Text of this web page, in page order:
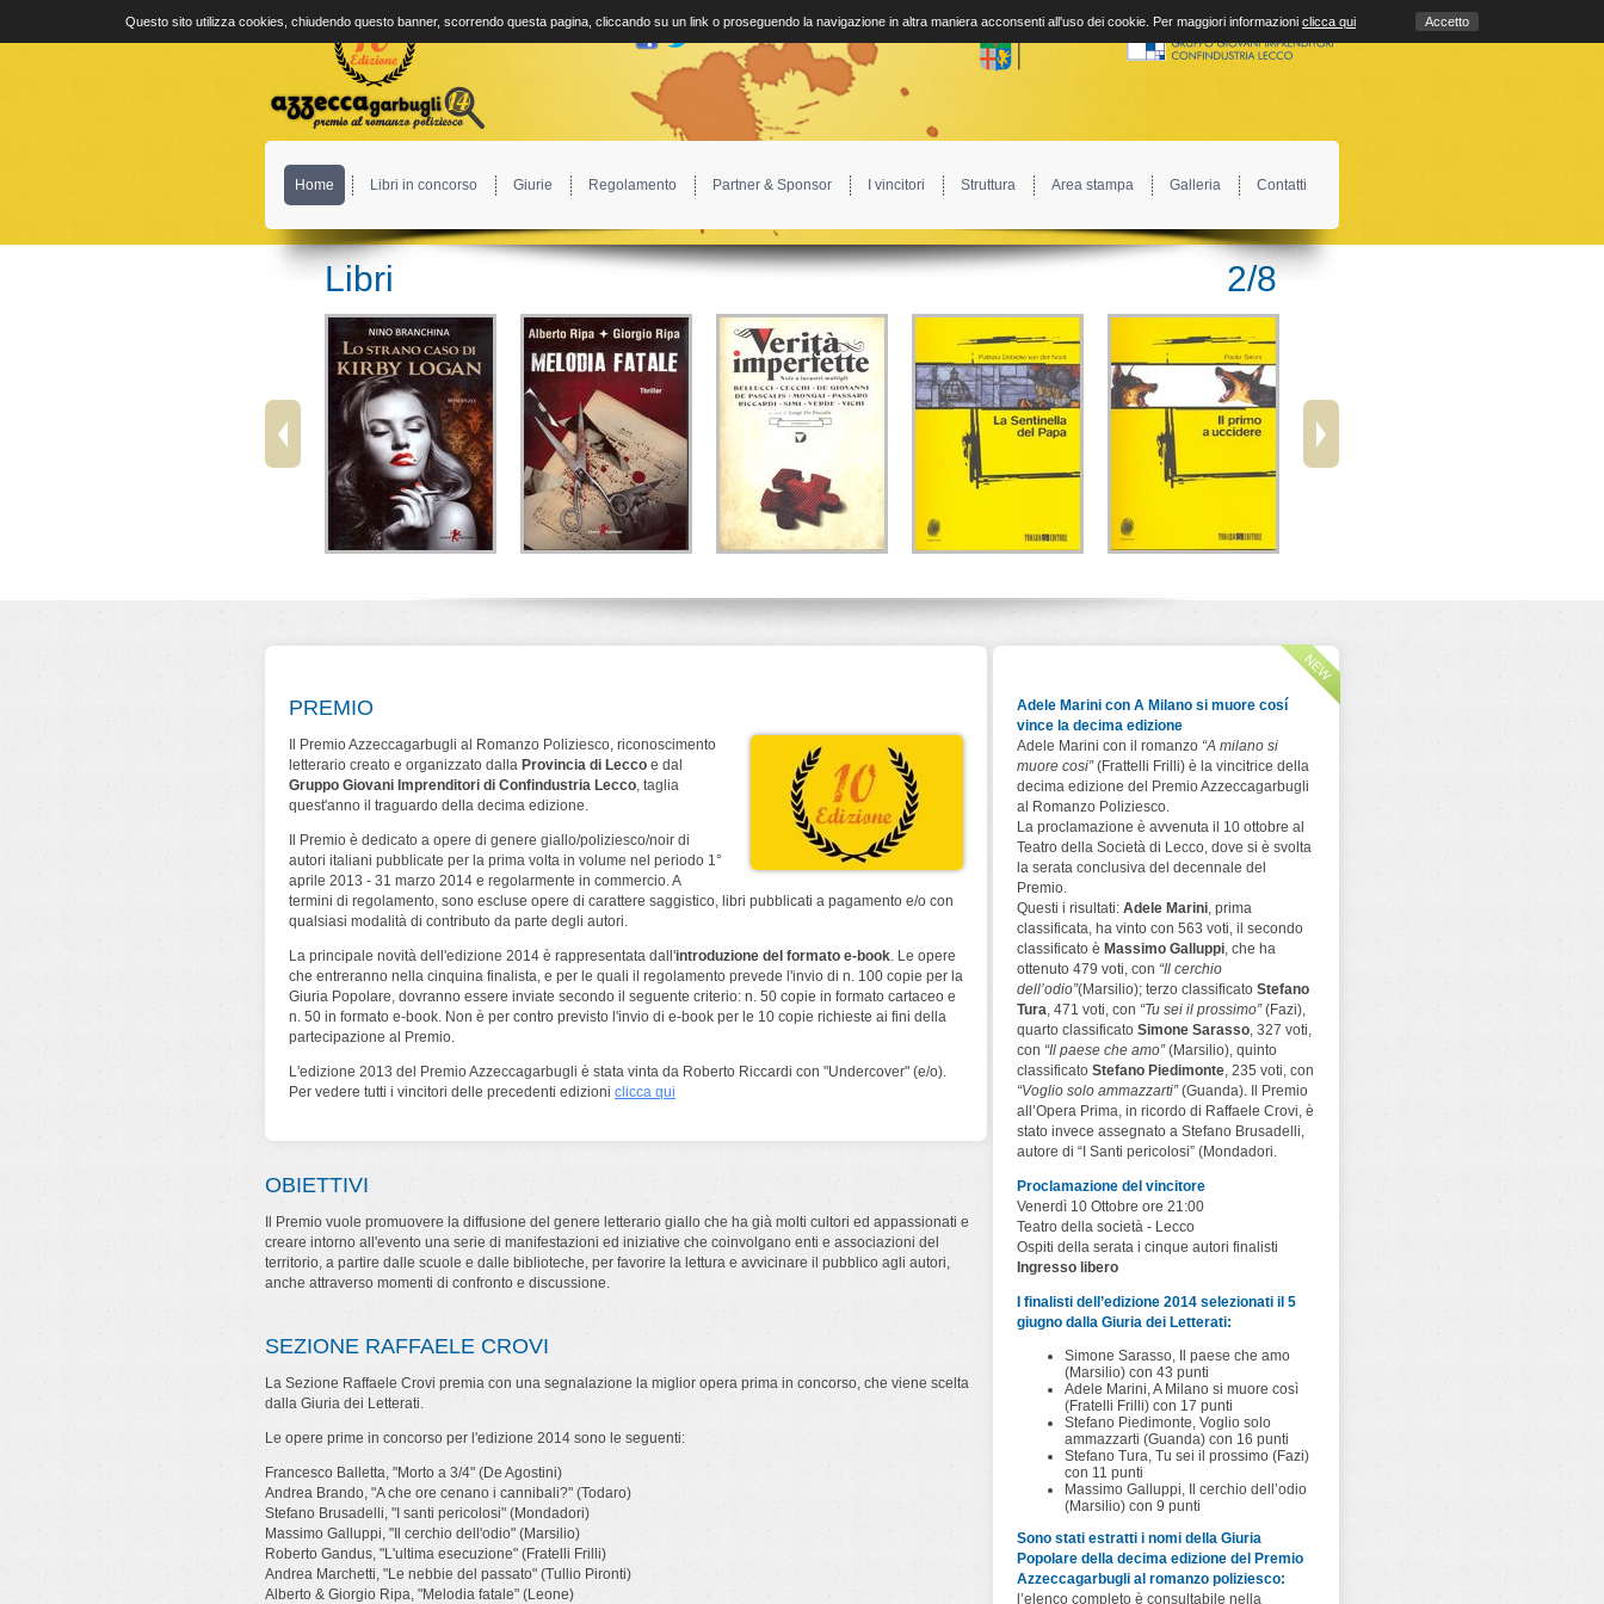
Home Libri in concorso Giurie Regolamento Partner & Sponsor I vincitori Struttura Area stampa Galleria Contatti
Libri 2/8
Patrizia Debicke van der
PREMIO
Il Premio Azzeccagarbugli al Romanzo Poliziesco, riconoscimento
letterario creato e organizzato dalla Provincia di Lecco e dal
Gruppo Giovani Imprenditori di Confindustria Lecco, taglia
quest'anno il traguardo della decima edizione.
Il Premio è dedicato a opere di genere giallo/poliziesco/noir di
autori italiani pubblicate per la prima volta in volume nel periodo 1°
aprile 2013 - 31 marzo 2014 e regolarmente in commercio. A
termini di regolamento, sono escluse opere di carattere saggistico, libri pubblicati a pagamento e/o con
qualsiasi modalità di contributo da parte degli autori.
La principale novità dell'edizione 2014 è rappresentata dall'introduzione del formato e-book. Le opere
che entreranno nella cinquina finalista, e per le quali il regolamento prevede l'invio di n. 100 copie per la
Giuria Popolare, dovranno essere inviate secondo il seguente criterio: n. 50 copie in formato cartaceo e
n. 50 in formato e-book. Non è per contro previsto l'invio di e-book per le 10 copie richieste ai fini della
partecipazione al Premio.
L'edizione 2013 del Premio Azzeccagarbugli è stata vinta da Roberto Riccardi con "Undercover" (e/o).
Per vedere tutti i vincitori delle precedenti edizioni clicca qui
OBIETTIVI
Il Premio vuole promuovere la diffusione del genere letterario giallo che ha già molti cultori ed appassionati e
creare intorno all'evento una serie di manifestazioni ed iniziative che coinvolgano enti e associazioni del
territorio, a partire dalle scuole e dalle biblioteche, per favorire la lettura e avvicinare il pubblico agli autori,
anche attraverso momenti di confronto e discussione.
SEZIONE RAFFAELE CROVI
La Sezione Raffaele Crovi premia con una segnalazione la miglior opera prima in concorso, che viene scelta
dalla Giuria dei Letterati.
Le opere prime in concorso per l'edizione 2014 sono le seguenti:
Francesco Balletta, "Morto a 3/4" (De Agostini)
Andrea Brando, "A che ore cenano i cannibali?" (Todaro)
Stefano Brusadelli, "I santi pericolosi" (Mondadori)
Massimo Galluppi, "Il cerchio dell'odio" (Marsilio)
Roberto Gandus, "L'ultima esecuzione" (Fratelli Frilli)
Andrea Marchetti, "Le nebbie del passato" (Tullio Pironti)
Alberto & Giorgio Ripa, "Melodia fatale" (Leone)
Adele Marini con A Milano si muore cosí
vince la decima edizione
Adele Marini con il romanzo “A milano si
muore cosi”(Frattelli Frilli) è la vincitrice della
decima edizione del Premio Azzeccagarbugli
al Romanzo Poliziesco.
La proclamazione è avvenuta il 10 ottobre al
Teatro della Società di Lecco, dove si è svolta
la serata conclusiva del decennale del
Premio.
Questi i risultati: Adele Marini, prima
classificata, ha vinto con 563 voti, il secondo
classificato è Massimo Galluppi, che ha
ottenuto 479 voti, con “Il cerchio
dell’odio”(Marsilio); terzo classificato Stefano
Tura, 471 voti, con “Tu sei il prossimo”(Fazi),
quarto classificato Simone Sarasso, 327 voti,
con “Il paese che amo”(Marsilio), quinto
classificato Stefano Piedimonte, 235 voti, con
“Voglio solo ammazzarti”(Guanda). Il Premio
all’Opera Prima, in ricordo di Raffaele Crovi, è
stato invece assegnato a Stefano Brusadelli,
autore di “I Santi pericolosi” (Mondadori.
Proclamazione del vincitore
Venerdì 10 Ottobre ore 21:00
Teatro della società - Lecco
Ospiti della serata i cinque autori finalisti
Ingresso libero
I finalisti dell’edizione 2014 selezionati il 5
giugno dalla Giuria dei Letterati:
Simone Sarasso, Il paese che amo
(Marsilio) con 43 punti
Adele Marini, A Milano si muore così
(Fratelli Frilli) con 17 punti
Stefano Piedimonte, Voglio solo
ammazzarti (Guanda) con 16 punti
Stefano Tura, Tu sei il prossimo (Fazi)
con 11 punti
Massimo Galluppi, Il cerchio dell’odio
(Marsilio) con 9 punti
Sono stati estratti i nomi della Giuria
Popolare della decima edizione del Premio
Azzeccagarbugli al romanzo poliziesco:
l’elenco completo è consultabile nella
Questo sito utilizza cookies, chiudendo questo banner, scorrendo questa pagina, cliccando su un link o proseguendo la navigazione in altra maniera acconsenti all'uso dei cookie. Per maggiori informazioni clicca qui Accetto